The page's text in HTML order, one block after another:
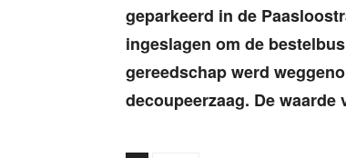
geparkeerd in de
ingeslagen om de
gereedschap werd
decoupeerzaag. De